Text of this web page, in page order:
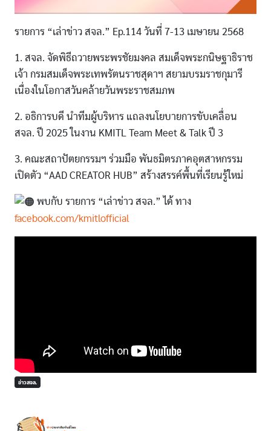
รายการ “เล่าข่าว สจล.” Ep.114 วันที่ 7-13 เมษายน 2568
1. สจล. จัดพิธีถวายพระพรชัยมงคล สมเด็จพระกนิษฐาธิราช
เจ้า กรมสมเด็จพระเทพรัตนราชสุดาฯ สยามบรมราชกุมารี
เนื่องในโอกาสวันคล้ายวันพระราชสมภพ
2. อธิการบดี นำทีมผู้บริหาร แถลงนโยบายการขับเคลื่อน
สจล. ปี 2025 ในงาน KMITL Team Meet & Talk ปี 3
3. คณะสถาปัตยกรรมฯ ร่วมมือ พันธมิตรภาคอุตสาหกรรม
เปิดตัว “AAD CREATOR HUB” สร้างสรรค์พื้นที่เรียนรู้ใหม่
พบกับ รายการ “เล่าข่าว สจล.” ได้ ทาง
facebook.com/kmitlofficial
ข่าวสจล.